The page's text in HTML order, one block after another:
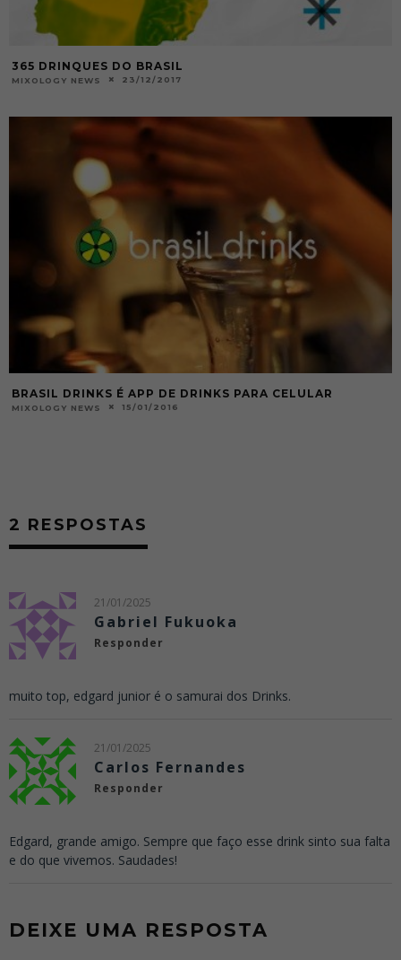
365 DRINQUES DO BRASIL
MIXOLOGY NEWS 23/12/2017
BRASIL DRINKS É APP DE DRINKS PARA CELULAR
MIXOLOGY NEWS 15/01/2016
2 RESPOSTAS
21/01/2025
Gabriel Fukuoka
Responder
muito top, edgard junior é o samurai dos Drinks.
21/01/2025
Carlos Fernandes
Responder
Edgard, grande amigo. Sempre que faço esse drink sinto sua falta
e do que vivemos. Saudades!
DEIXE UMA RESPOSTA